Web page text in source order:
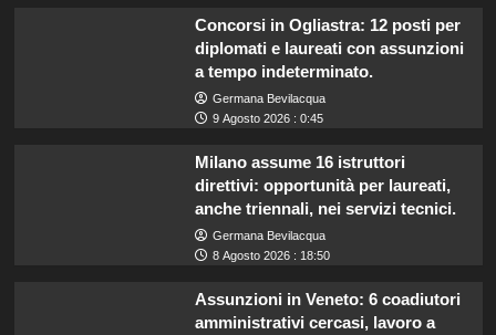
Concorsi in Ogliastra: 12 posti per
diplomati e laureati con assunzioni
a tempo indeterminato.
Germana Bevilacqua
9 Agosto 2026 : 0:45
Milano assume 16 istruttori
direttivi: opportunità per laureati,
anche triennali, nei servizi tecnici.
Germana Bevilacqua
8 Agosto 2026 : 18:50
Assunzioni in Veneto: 6 coadiutori
amministrativi cercasi, lavoro a